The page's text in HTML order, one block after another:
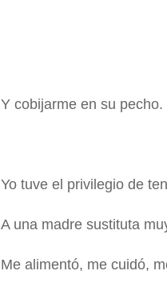
Y cobijarme en su pecho.
Yo tuve el privilegio de
A una madre sustituta
Me alimentó, me cuidó,